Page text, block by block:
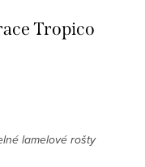
Tropico
lamelové rošty